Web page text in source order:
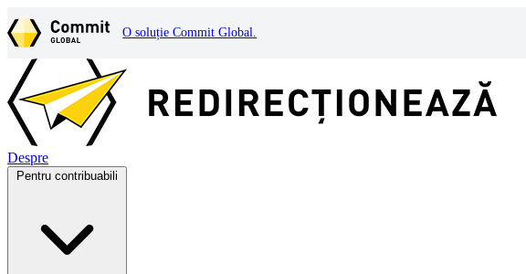
O soluție Commit Global.
Despre
Pentru contribuabili